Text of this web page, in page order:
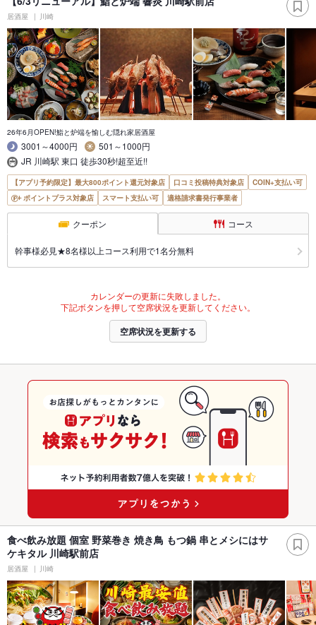
居酒屋 川崎
26年6月OPEN!鮨と炉端を愉しむ隠れ家居酒屋
3001～4000円
501～1000円
JR 川崎駅 東口 徒歩30秒!超至近!!
【アプリ予約限定】最大800ポイント還元対象店 口コミ投稿特典対象店
COIN+支払い可
ポイントプラス対象店
スマート支払い可 適格請求書発行事業者
クーポン コース
幹事様必見★8名様以上コース利用で1名分無料
カレンダーの更新に失敗しました。
下記ボタンを押して空席状況を更新してください。
空席状況を更新する
食べ飲み放題 個室 野菜巻き 焼き鳥 もつ鍋 串とメシにはサ
ケキタル 川崎駅前店
居酒屋 川崎